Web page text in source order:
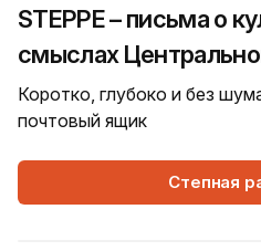
STEPPE – письма о
смыслах
Коротко, глубоко и без
почтовый ящик
Степная